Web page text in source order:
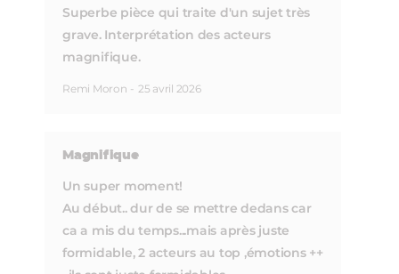
Superbe pièce qui traite d'un sujet très
grave. Interprétation des acteurs
magnifique.
Remi Moron - 25 avril 2026
Magnifique
Un super moment!
Au début.. dur de se mettre dedans car
ca a mis du temps...mais après juste
formidable, 2 acteurs au top ,émotions ++